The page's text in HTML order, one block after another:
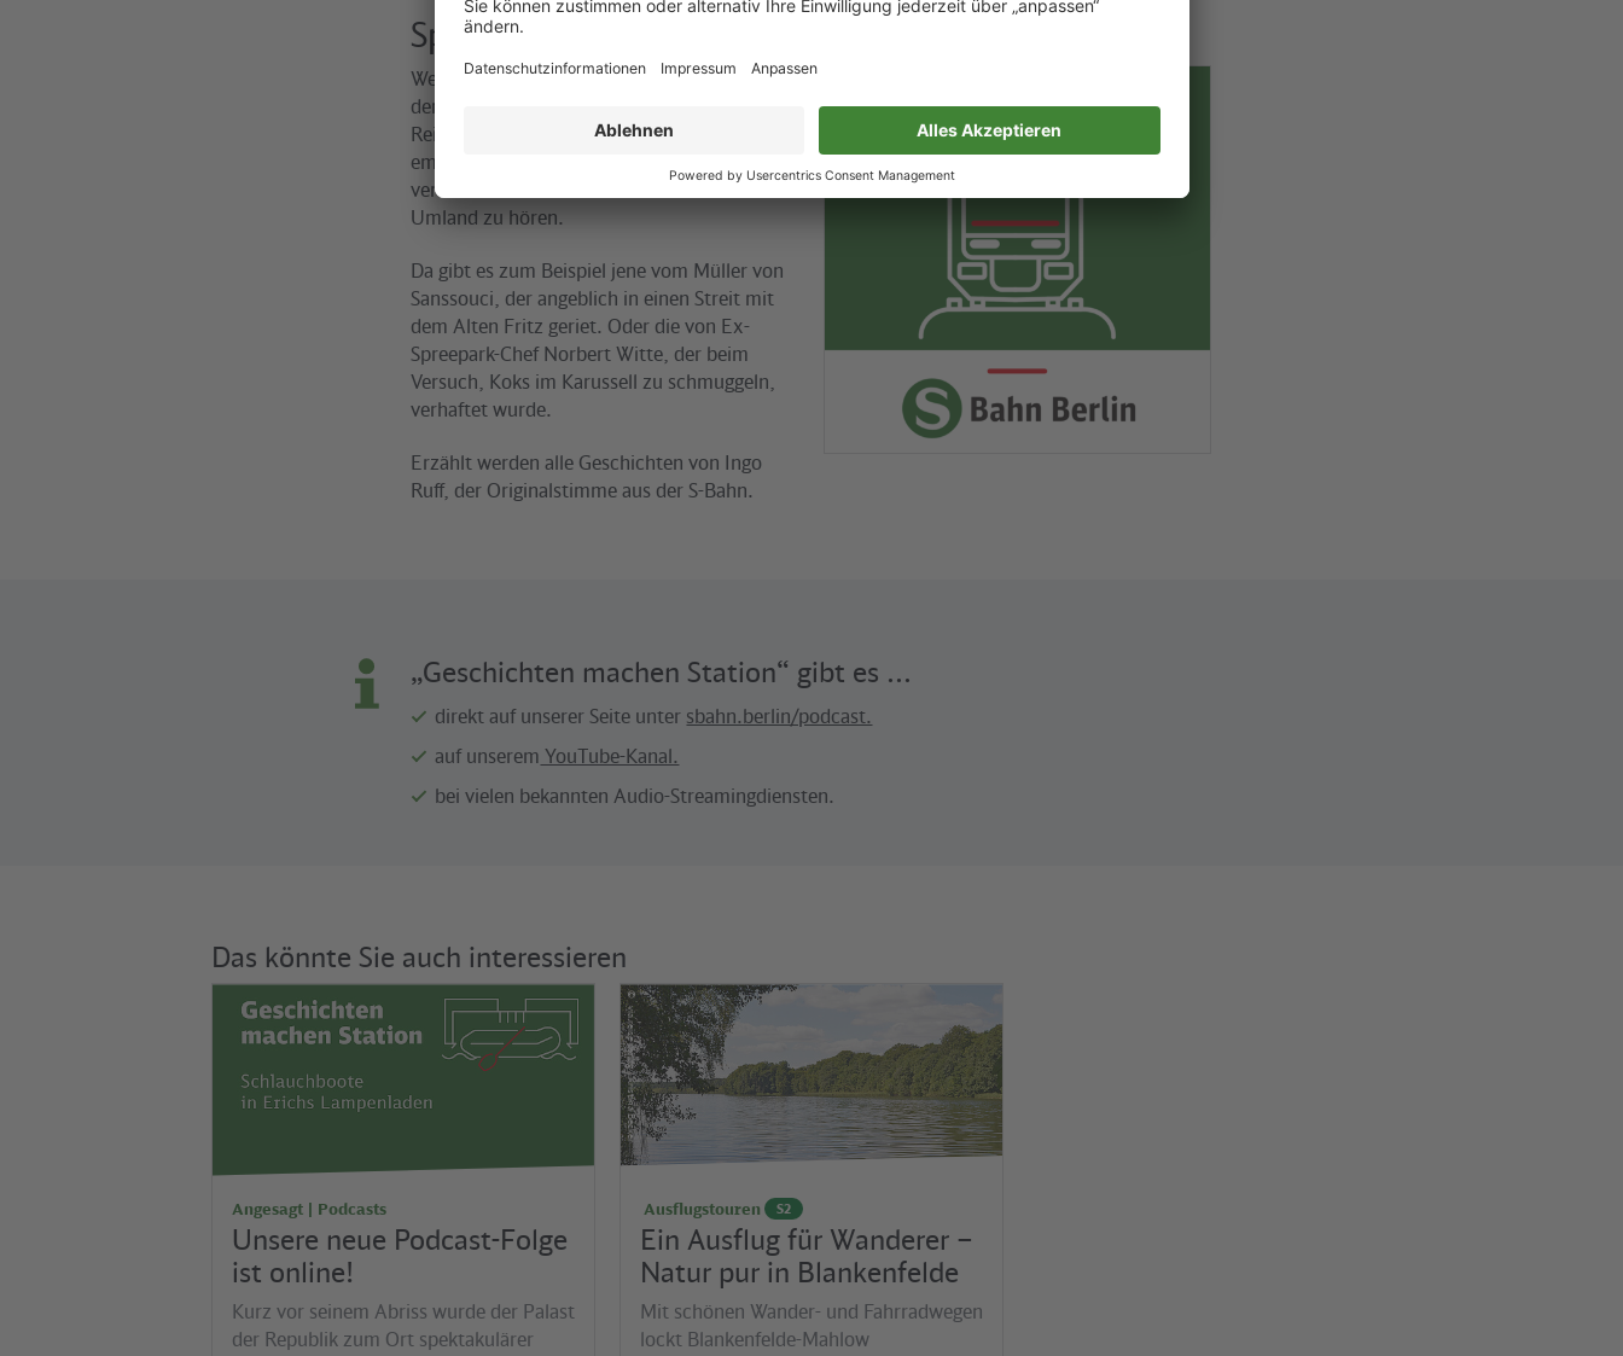
Spannende Geschichten aus der Hauptstadtregion
S-Bahn Berlin
Wer von Podcasts nicht genug kriegen kann,
dem sei an dieser Stelle noch mal unsere
Reihe „
Geschichten machen Station
empfohlen. In der Serie sind spannende und
verblüffende Geschichten aus Berlin und dem
Umland zu hören.
Da gibt es zum Beispiel jene vom Müller von
Sanssouci, der angeblich in einen Streit mit
dem Alten Fritz geriet. Oder die von Ex-
Spreepark-Chef Norbert Witte, der beim
Versuch, Koks im Karussell zu schmuggeln,
verhaftet wurde.
Erzählt werden alle Geschichten von Ingo
Ruff, der Originalstimme aus der S-Bahn.
„Geschichten machen Station“ gibt es ...
direkt auf unserer Seite unter sbahn.berlin/podcast.
auf unserem YouTube-Kanal.
bei vielen bekannten Audio-Streamingdiensten.
Das könnte Sie auch interessieren
Angesagt | Podcasts
Unsere neue Podcast-Folge
ist online!
Kurz vor seinem Abriss wurde der Palast
der Republik zum Ort spektakulärer
©
via reise verlag / Kristina Becker
Ausflugstouren S2
Ein Ausflug für Wanderer –
Natur pur in Blankenfelde
Mit schönen Wander- und Fahrradwegen
lockt Blankenfelde-Mahlow